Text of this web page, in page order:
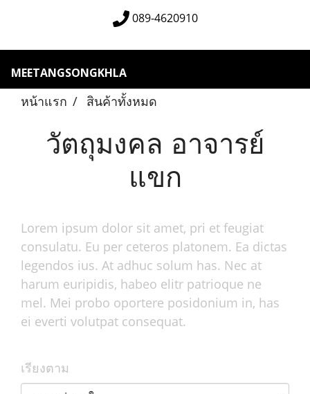
089-4620910
MEETANGSONGKHLA
หน้าแรก สินค้าทั้งหมด
วัตถุมงคล อาจารย์
แขก
Lorem ipsum dolor sit amet, pri et feugiat
consulatu. Eu per ceteros platonem. Ea dictas
legendos ius. At adhuc solum has. Nec at
harum euripidis, habeo elitr patrioque ne
mel. Mei probo oportere posidonium in, has
ei everti volutpat consequat.
เรียงตาม